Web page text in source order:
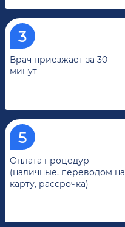
Врач приезжает за 30
минут
Оплата процедур
(наличные, переводом на
карту, рассрочка)